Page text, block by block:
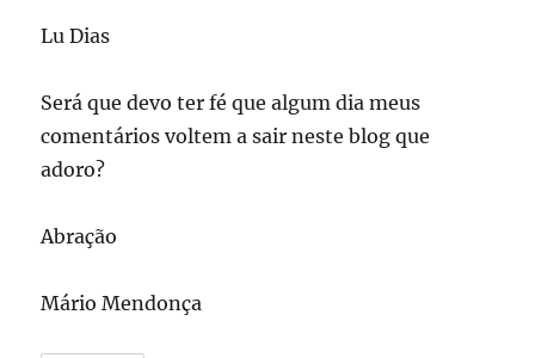
Lu Dias
Será que devo ter fé que algum dia meus
comentários voltem a sair neste blog que
adoro?
Abração
Mário Mendonça